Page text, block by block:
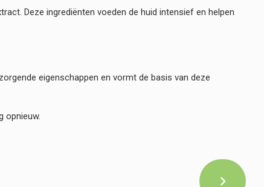
Deze ingrediënten voeden de huid intensief en helpen
eigenschappen en vormt de basis van deze
opnieuw.